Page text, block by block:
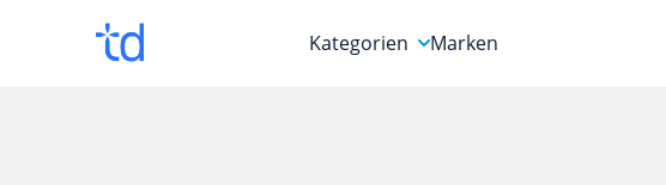
Kategorien Marken